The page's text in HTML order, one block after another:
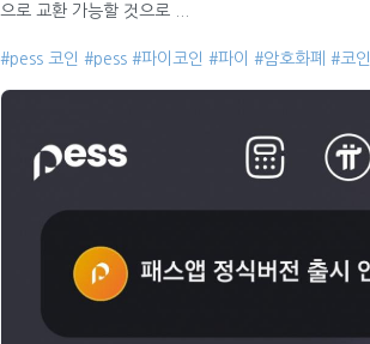
으로 교환 가능할 것으로 ...
#pess 코인 #pess #파이코인 #파이 #암호화폐 #코인